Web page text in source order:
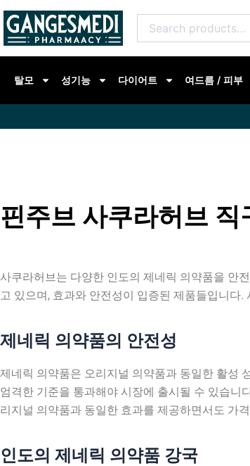
콘
텐
츠
for:
탈모 성기능 다이어트 여드름 / 피부
핀주브 사쿠라허브 직
사쿠라허브는 다양한 인도의 제네릭 의약품을 안
고 있으며, 효과와 안전성이 입증된 제품들입니다
제네릭 의약품의 안전성
제네릭 의약품은 오리지널 의약품과 동일한 활성
엄격한 기준을 통과해야 시장에 출시될 수 있습니
리지널 의약품과 동일한 효과를 제공하면서도 가
인도의 제네릭 의약품 강국